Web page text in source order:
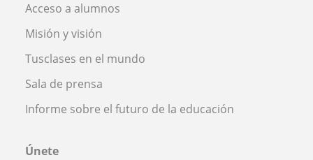
Acceso a alumnos
Misión y visión
Tusclases en el mundo
Sala de prensa
Informe sobre el futuro de la educación
Únete